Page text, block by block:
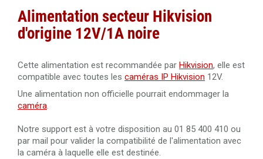
Rallonge noire de 5 mètres pour câble d'alimentation12V
Alimentation secteur Hikvision
d'origine 12V/1A noire
Cette alimentation est recommandée par Hikvision, elle est
compatible avec toutes les caméras IP Hikvision 12V.
Une alimentation non officielle pourrait endommager la
caméra.
Notre support est à votre disposition au 01 85 400 410 ou
par mail pour valider la compatibilité de l'alimentation avec
la caméra à laquelle elle est destinée.